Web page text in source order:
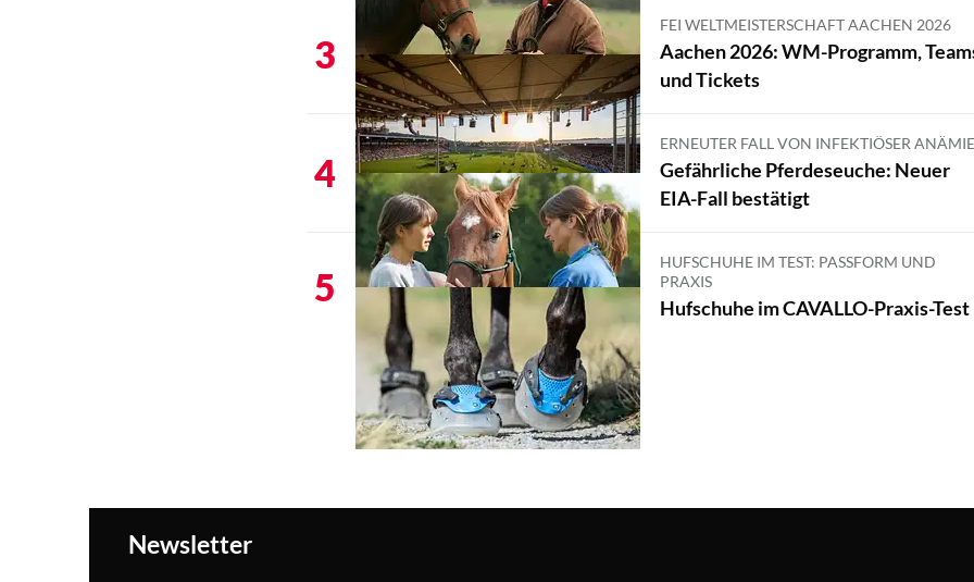
3
FEI WELTMEISTERSCHAFT AACHEN 2026
Aachen 2026: WM-Programm,
und Tickets
4
ERNEUTER FALL VON INFEKTIÖSER ANÄMIE
Gefährliche Pferdeseuche: Neuer
EIA-Fall bestätigt
5
HUFSCHUHE IM TEST: PASSFORM UND
PRAXIS
Hufschuhe im CAVALLO-Praxis-Test
Newsletter